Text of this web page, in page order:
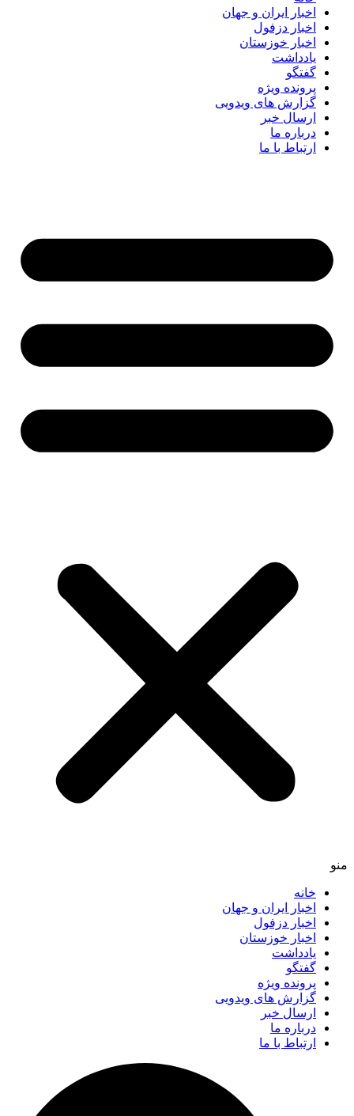
اخبار ایران و جهان
اخبار دزفول
اخبار خوزستان
یادداشت
گفتگو
پرونده ویژه
گزارش های ویدویی
ارسال خبر
درباره ما
ارتباط با ما
خانه
اخبار ایران و جهان
اخبار دزفول
اخبار خوزستان
یادداشت
گفتگو
پرونده ویژه
گزارش های ویدویی
ارسال خبر
درباره ما
ارتباط با ما